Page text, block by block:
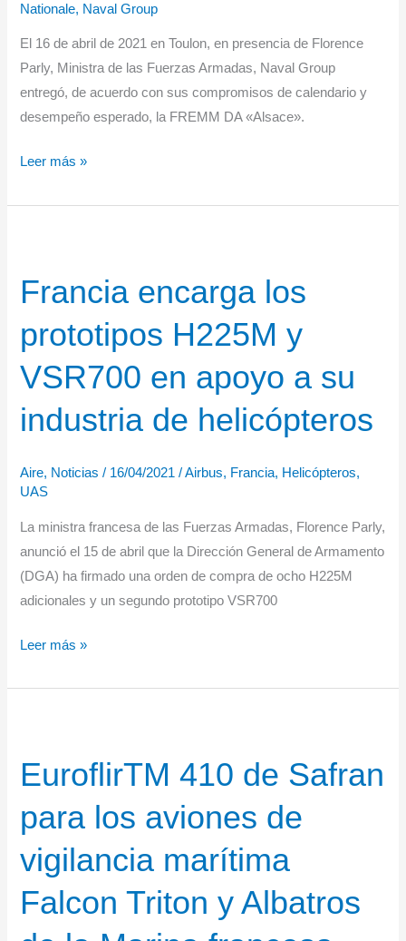
Nationale, Naval Group
El 16 de abril de 2021 en Toulon, en presencia de Florence
Parly, Ministra de las Fuerzas Armadas, Naval Group
entregó, de acuerdo con sus compromisos de calendario y
desempeño esperado, la FREMM DA «Alsace».
FREMM
«Alsace»
Marine
Nationale:
la
primera
fragata
multimisión
con
de
aérea
mejorada
Leer más »
Francia encarga los
prototipos H225M y
VSR700 en apoyo a su
industria de helicópteros
Aire, Noticias / 16/04/2021/Airbus, Francia, Helicópteros,
UAS
La ministra francesa de las Fuerzas Armadas, Florence Parly,
anunció el 15 de abril que la Dirección General de Armamento
(DGA) ha firmado una orden de compra de ocho H225M
adicionales y un segundo prototipo VSR700
Francia
los
y
VSR700
en
apoyo
a
su
industria
de
Leer más »
EuroflirTM 410 de Safran
para los aviones de
vigilancia marítima
Falcon Triton y Albatros